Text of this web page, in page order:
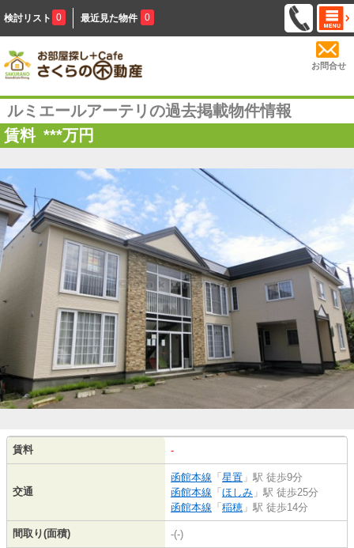
検討リスト 0 最近見た物件 0
お問合せ
ルミエールアーテリの過去掲載物件情報
賃料 ***万円
賃料 -
交通
函館本線 「星置 」駅 徒歩9分
函館本線 「ほしみ 」駅 徒歩25分
函館本線 「稲穂 」駅 徒歩14分
間取り(面積) -(-)